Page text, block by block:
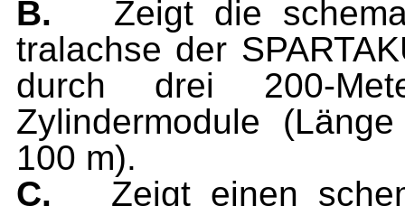
B.
Zeigt die
tralachse der
durch drei 200-
Zylindermodule
100 m).
C.
Zeigt einen